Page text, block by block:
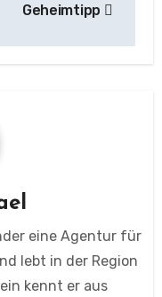
Geheimtipp
eine Agentur für
lebt in der Region
kennt er aus